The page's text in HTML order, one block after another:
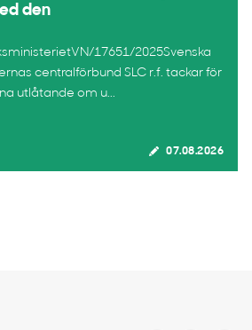
den
17651/2025Svenska
centralförbund SLC r.f. tackar för
utlåtande om u...
07.08.2026